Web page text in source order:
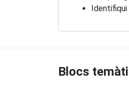
Identifiqui
Blocs